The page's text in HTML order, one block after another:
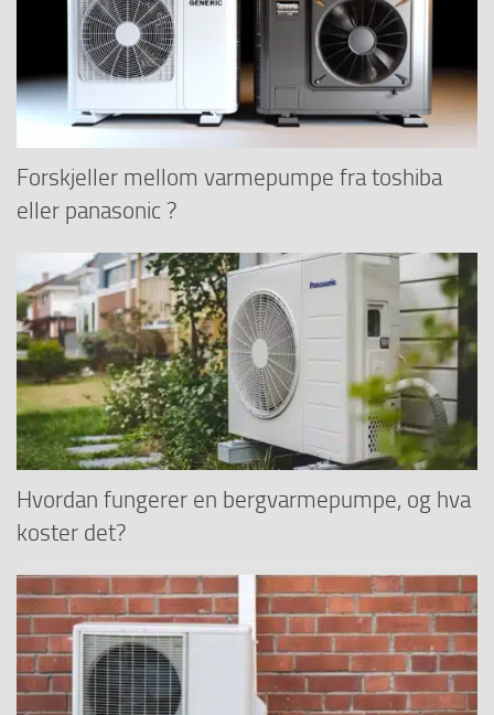
Forskjeller mellom varmepumpe fra toshiba
eller panasonic ?
Hvordan fungerer en bergvarmepumpe, og hva
koster det?